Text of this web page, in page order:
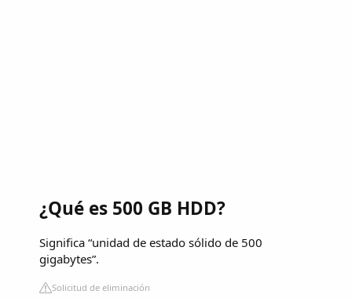
¿Qué es 500 GB HDD?
Significa “unidad de estado sólido de 500
gigabytes”.
Solicitud de eliminación